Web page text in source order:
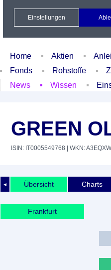
Xetra Realtime
Watchlist
Home Aktien
Fonds
Rohstoffe
News
Wissen
GREEN
ISIN: IT0005549768 | WKN: A3EQXW
◄ Übersicht Charts
Frankfurt
Einstellungen